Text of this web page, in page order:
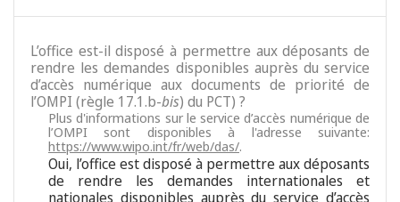
L’office est-il disposé à permettre aux déposants de
rendre les demandes disponibles auprès du service
d’accès numérique aux documents de priorité de
l’OMPI (règle 17.1.b-bis) du PCT) ?
Plus d'informations sur le service d’accès numérique de
l’OMPI sont disponibles à l'adresse suivante:
https://www.wipo.int/fr/web/das/.
Oui, l’office est disposé à permettre aux déposants
de rendre les demandes internationales et
nationales disponibles auprès du service d’accès